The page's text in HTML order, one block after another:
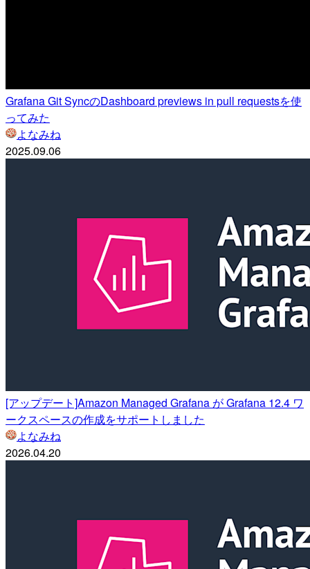
Grafana Git SyncのDashboard previews in pull requestsを使
ってみた
よなみね
2025.09.06
[アップデート]Amazon Managed Grafana が Grafana 12.4 ワ
ークスペースの作成をサポートしました
よなみね
2026.04.20